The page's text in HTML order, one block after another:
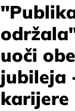
uoči
jubileja
karijere